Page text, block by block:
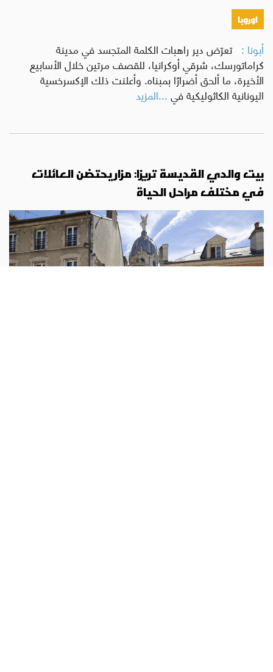
اوروبا
أبونا : تعرّض دير راهبات الكلمة المتجسد في مدينة
كراماتورسك، شرقي أوكرانيا، للقصف مرتين خلال الأسابيع
الأخيرة، ما ألحق أضرارًا بمبناه. وأعلنت ذلك الإكسرخسية
اليونانية الكاثوليكية في...المزيد
بيت والدي القديسة تريزا: مزار يحتضن العائلات
في مختلف مراحل الحياة